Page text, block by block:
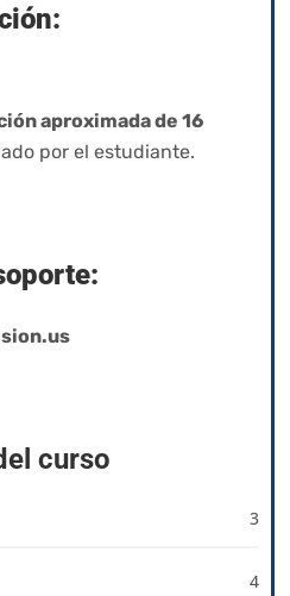
aproximada de 16
por el estudiante.
curso
3
4